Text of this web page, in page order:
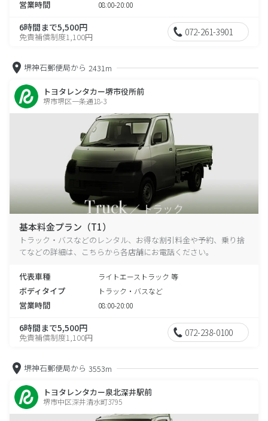
営業時間 08:00-20:00
6時間まで5,500円
免責補償制度1,100円 072-261-3901
堺神石郵便局から 2431m
トヨタレンタカー堺市役所前
堺市堺区一条通18-3
基本料金プラン（T1）
トラック・バスなどのレンタル、お得な割引料金や予約、乗り捨
てなどの詳細は、こちらから各店舗にお電話ください。
代表車種 ライトエーストラック 等
ボディタイプ トラック・バスなど
営業時間 08:00-20:00
6時間まで5,500円
免責補償制度1,100円 072-238-0100
堺神石郵便局から 3553m
トヨタレンタカー泉北深井駅前
堺市中区深井清水町3795